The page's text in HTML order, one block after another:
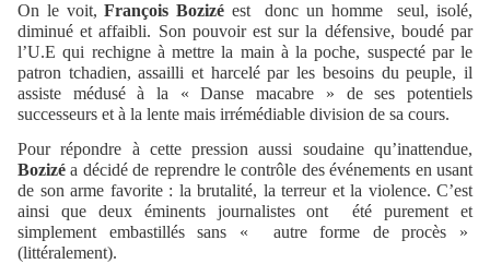
On le voit,François Bozizé est donc un homme
seul, isolé,
diminué et affaibli. Son pouvoir est sur la défensive, boudé par
l’U.E qui rechigne à mettre la main à la poche, suspecté par le
patron tchadien, assailli et harcelé par les besoins du peuple, il
assiste médusé à la « Danse macabre » de ses potentiels
successeurs et à la lente mais irrémédiable division de sa cours.
Pour répondre à cette pression aussi soudaine qu’inattendue,
Bozizé a décidé de reprendre le contrôle des événements en usant
de son arme favorite : la brutalité, la terreur et la violence. C’est
ainsi que deux éminents journalistes ont
été purement et
simplement embastillés sans « autre forme de procès »
(littéralement).